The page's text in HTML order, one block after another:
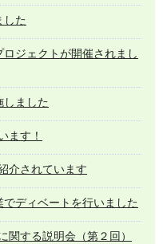
した
ロジェクトが開催されまし
しました
ます！
介されています
でディベートを行いました
関する説明会（第２回）